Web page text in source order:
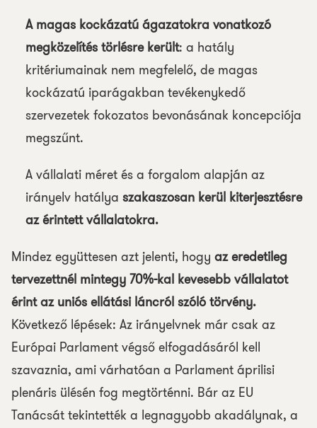
A magas kockázatú ágazatokra vonatkozó
megközelítés törlésre került: a hatály
kritériumainak nem megfelelő, de magas
kockázatú iparágakban tevékenykedő
szervezetek fokozatos bevonásának koncepciója
megszűnt.
A vállalati méret és a forgalom alapján az
irányelv hatálya szakaszosan kerül kiterjesztésre
az érintett vállalatokra.
Mindez együttesen azt jelenti, hogy az eredetileg
tervezettnél mintegy 70%-kal kevesebb vállalatot
érint az uniós ellátási láncról szóló törvény.
Következő lépések: Az irányelvnek már csak az
Európai Parlament végső elfogadásáról kell
szavaznia, ami várhatóan a Parlament áprilisi
plenáris ülésén fog megtörténni. Bár az EU
Tanácsát tekintették a legnagyobb akadálynak, a